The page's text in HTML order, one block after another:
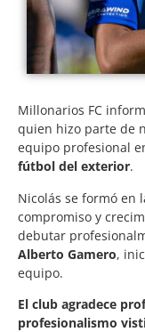
Millonarios FC
quien hizo parte de
equipo profesional
fútbol del exterior.
Nicolás se formó en
compromiso y
debutar
Alberto Gamero,
equipo.
El club agradece
profesionalismo